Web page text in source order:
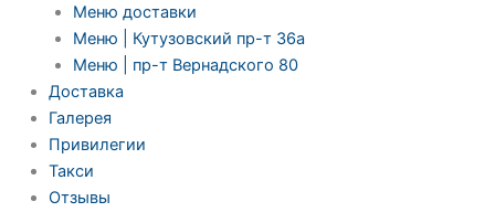
Меню доставки
Меню | Кутузовский пр-т 36а
Меню | пр-т Вернадского 80
Доставка
Галерея
Привилегии
Такси
Отзывы